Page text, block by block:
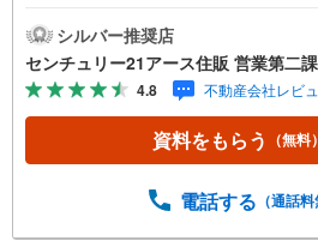
がスムーズになります。【セ
イント】◆センチュリオン獲得
ンチュリー21のお店。その中
一定基準を満たした、上位4％
「センチュリオン」です。弊
2年から欠かすことなく取り
購入の際に実際かかる諸費用
シルバー推奨店
センチュリー21アース住販 営業第二課
4.8 不動産会社レビ
資料をもらう （無料）
電話する （通話料